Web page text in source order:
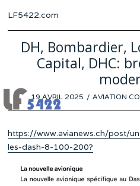
LF5422.com
DH, Bombardier,
Capital, DHC:
POSTED
ON
19 AVRIL 2025 11AVIATION
https://www.avianews.ch/post/
les-dash-8-100-200?